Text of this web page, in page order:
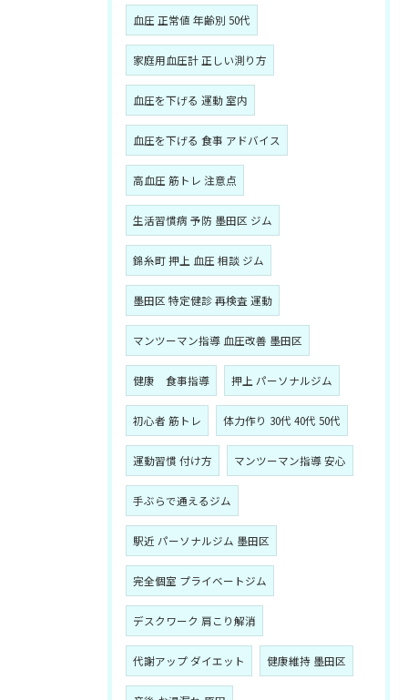
血圧 正常値 年齢別 50代
家庭用血圧計 正しい測り方
血圧を下げる 運動 室内
血圧を下げる 食事 アドバイス
高血圧 筋トレ 注意点
生活習慣病 予防 墨田区 ジム
錦糸町 押上 血圧 相談 ジム
墨田区 特定健診 再検査 運動
マンツーマン指導 血圧改善 墨田区
健康 食事指導 押上 パーソナルジム
初心者 筋トレ 体力作り 30代 40代 50代
運動習慣 付け方 マンツーマン指導 安心
手ぶらで通えるジム
駅近 パーソナルジム 墨田区
完全個室 プライベートジム
デスクワーク 肩こり解消
代謝アップ ダイエット 健康維持 墨田区